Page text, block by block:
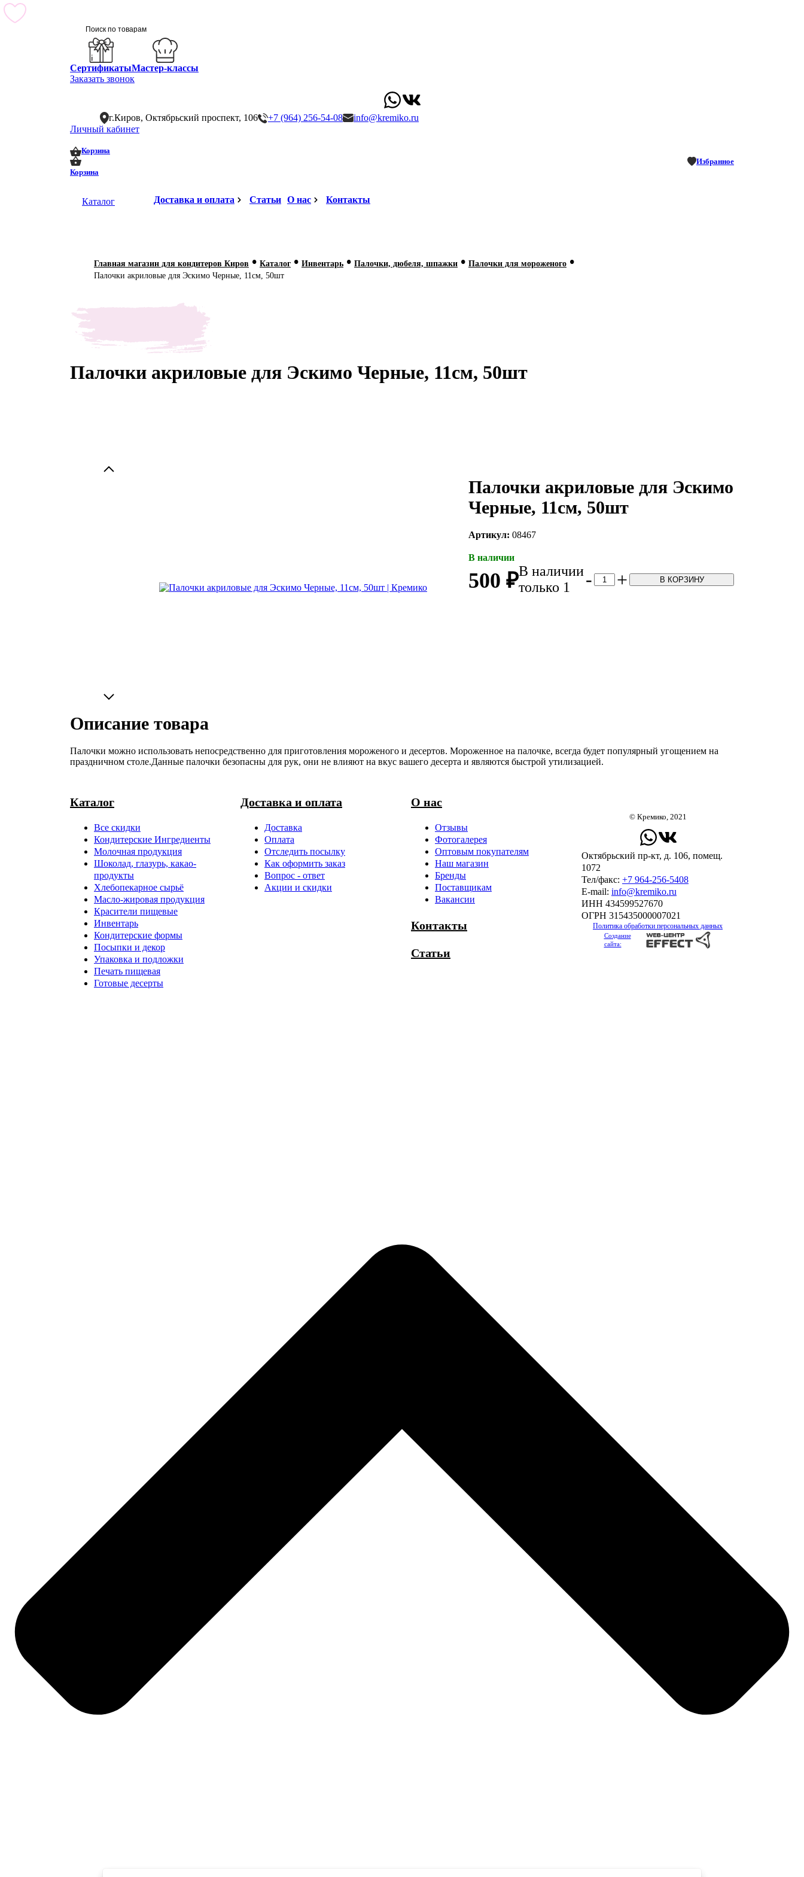
СертификатыМастер-классы
Заказать звонок
г.Киров, Октябрьский проспект, 106 +7 (964) 256-54-08
info@kremiko.ru
Личный кабинет
Корзина
Корзина
Избранное
Каталог Доставка и оплата Статьи О нас Контакты
Главная магазин для кондитеров Киров • Каталог • Инвентарь • Палочки, дюбеля, шпажки • Палочки для мороженого •
Палочки акриловые для Эскимо Черные, 11см, 50шт
Палочки акриловые для Эскимо Черные, 11см, 50шт
Палочки акриловые для Эскимо
Черные, 11см, 50шт
Артикул: 08467
В наличии
500 ₽В наличии
только 1
- + В КОРЗИНУ
Описание товара
Палочки можно использовать непосредственно для приготовления мороженого и десертов. Мороженное на палочке, всегда будет популярный угощением на
праздничном столе.Данные палочки безопасны для рук, они не влияют на вкус вашего десерта и являются быстрой утилизацией.
Каталог
Все скидки
Кондитерские Ингредиенты
Молочная продукция
Шоколад, глазурь, какао-
продукты
Хлебопекарное сырьё
Масло-жировая продукция
Красители пищевые
Инвентарь
Кондитерские формы
Посыпки и декор
Упаковка и подложки
Печать пищевая
Готовые десерты
Доставка и оплата
Доставка
Оплата
Отследить посылку
Как оформить заказ
Вопрос - ответ
Акции и скидки
О нас
Отзывы
Фотогалерея
Оптовым покупателям
Наш магазин
Бренды
Поставщикам
Вакансии
Контакты
Статьи
© Кремико, 2021
Октябрьский пр-кт, д. 106, помещ.
1072
Тел/факс: +7 964-256-5408
Е-mail: info@kremiko.ru
ИНН 434599527670
ОГРН 315435000007021
Политика обработки персональных данных
Создание
сайта: